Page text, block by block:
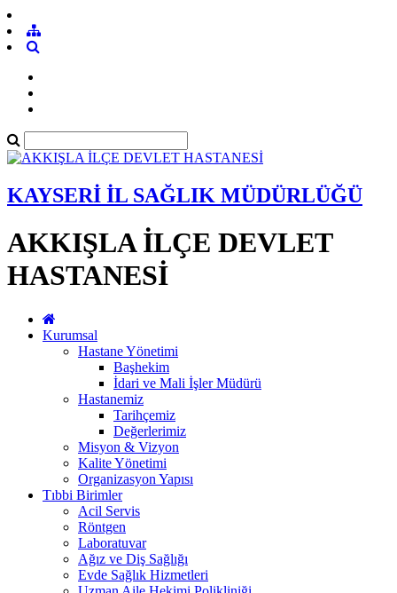
KAYSERİ İL SAĞLIK MÜDÜRLÜĞÜ
AKKIŞLA İLÇE DEVLET
HASTANESİ
Kurumsal
Hastane Yönetimi
Başhekim
İdari ve Mali İşler Müdürü
Hastanemiz
Tarihçemiz
Değerlerimiz
Misyon & Vizyon
Kalite Yönetimi
Organizasyon Yapısı
Tıbbi Birimler
Acil Servis
Röntgen
Laboratuvar
Ağız ve Diş Sağlığı
Evde Sağlık Hizmetleri